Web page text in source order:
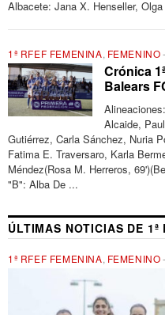
Albacete: Jana X. Henseller,
1ª RFEF FEMENINA, FEMENINO
Crónica
Balears
Alcaide,
Gutiérrez, Carla Sánchez, Nuria
Fatima E. Traversaro, Karla
Méndez(Rosa M. Herreros,
"B": Alba De ...
ÚLTIMAS NOTICIAS DE 1ª
1ª RFEF FEMENINA, FEMENINO